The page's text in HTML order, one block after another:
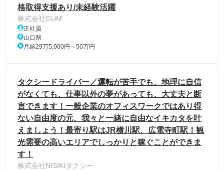
格取得支援あり/未経験活躍
株式会社GUM
正社員
山口県
月給29万5,000円～50万円
タクシードライバー／運転が苦手でも、地理に自信
がなくても、仕事以外の夢があっても、大丈夫と断
言できます！一般企業のオフィスワークではあり得
ない自由度の元、我々と一緒に自由なイキカタを叶
えましょう！最寄り駅はJR横川駅、広電寺町駅！観
光需要の高いエリアでしっかりと稼ぐことができま
す！
株式会社NISIKIタクシー